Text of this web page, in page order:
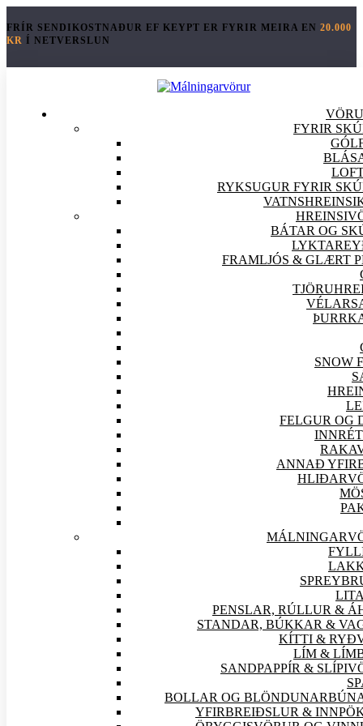
FRÍR SENDIKOSTNAÐUR EF KEYPT ER FYRIR MEIRA EN 20.000
KR Í NETVERSLUN
FYRIR
RYKSUGUR FYRIR
HREINSI
BÁTAR OG
FRAMLJÓS & GLÆRT
SNOW
FELGUR OG
ANNAÐ
HLIÐAR
MÁLNINGAR
PENSLAR, RÚLLUR &
STANDAR, BÚKKAR &
KÍTTI &
LÍM &
SANDPAPPÍR & SLÍPI
BOLLAR OG
YFIRBREIÐSLUR &